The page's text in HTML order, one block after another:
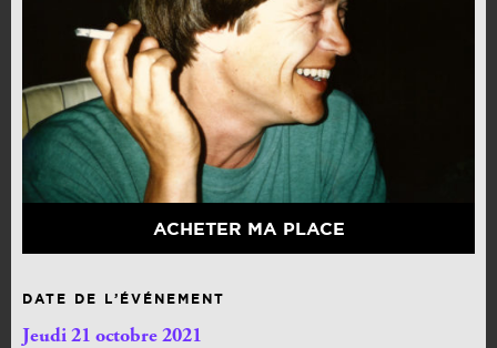
ACHETER MA PLACE
DATE DE L’ÉVÉNEMENT
Jeudi 21 octobre 2021